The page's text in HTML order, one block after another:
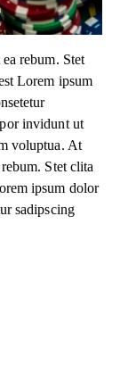
rebum. Stet
Lorem ipsum
invidunt ut
voluptua. At
Stet clita
ipsum dolor
sadipscing